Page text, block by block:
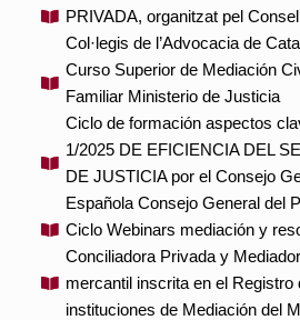
PRIVADA, organitzat pel
Col·legis de l’Advocacia de
Curso Superior de Mediación
Familiar Ministerio de Justicia
Ciclo de formación aspectos
1/2025 DE EFICIENCIA DEL
DE JUSTICIA por el Consejo
Española Consejo General del
Ciclo Webinars mediación y
Conciliadora Privada y
mercantil inscrita en el Registro
instituciones de Mediación del